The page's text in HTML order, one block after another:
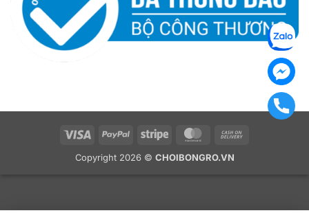
Thiếu niên: 1m75 – 2m6
Người lớn: tối đa3m05 chuẩn thi đấu
Cơ chế khóa chắc chắn, không trượt, đảm bảo an toàn khi
Visa PayPal Stripe MasterCard
Copyright 2026 © CHOIBONGRO.VN